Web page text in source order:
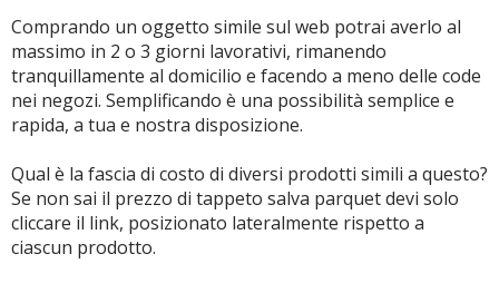
Compralo su Amazon.it
Scopri
Comprando un oggetto simile sul web potrai averlo al
massimo in 2 o 3 giorni lavorativi, rimanendo
tranquillamente al domicilio e facendo a meno delle code
nei negozi. Semplificando è una possibilità semplice e
rapida, a tua e nostra disposizione.
Qual è la fascia di costo di diversi prodotti simili a questo?
Se non sai il prezzo di tappeto salva parquet devi solo
cliccare il link, posizionato lateralmente rispetto a
ciascun prodotto.